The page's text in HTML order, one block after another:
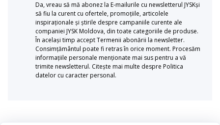
Da, vreau să mă abonez la E-mailurile cu newsletterul JYSKși
să fiu la curent cu ofertele, promoțiile, articolele
inspiraționale și știrile despre campaniile curente ale
companiei JYSK Moldova, din toate categoriile de produse.
În același timp accept Termenii abonării la newsletter.
Consimțământul poate fi retras în orice moment. Procesăm
informațiile personale menționate mai sus pentru a vă
trimite newsletterul. Citește mai multe despre Politica
datelor cu caracter personal.